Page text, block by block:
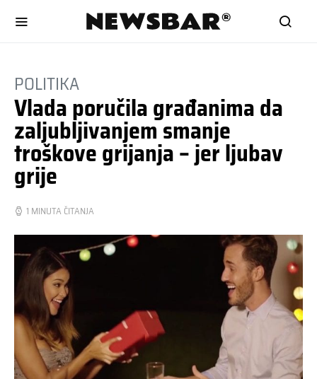
POLITIKA
Vlada poručila građanima da
zaljubljivanjem smanje
troškove grijanja – jer ljubav
grije
1 MINUTA ČITANJA